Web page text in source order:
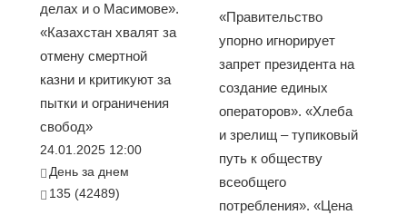
делах и о Масимове».
«Казахстан хвалят за
отмену смертной
казни и критикуют за
пытки и ограничения
свобод»
24.01.2025 12:00
День за днем
135 (42489)
«Правительство
упорно игнорирует
запрет президента на
создание единых
операторов». «Хлеба
и зрелищ – тупиковый
путь к обществу
всеобщего
потребления». «Цена